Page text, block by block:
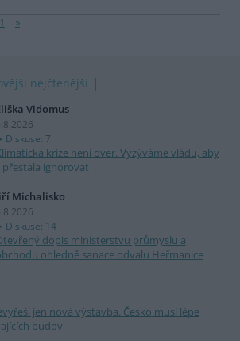
| »
nejčtenější
Vidomus
Diskuse: 7
krize není over. Vyzýváme vládu, aby
přestala ignorovat
Michalisko
Diskuse: 14
dopis ministerstvu průmyslu a
ohledně sanace odvalu Heřmanice
jen nová výstavba. Česko musí lépe
budov